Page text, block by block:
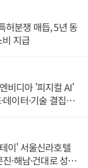
허분쟁 매듭, 5년 동
지급
비디아 '피지컬 AI'
이터·기술 결집
이' 서울신라호텔
·해남·건대로 성